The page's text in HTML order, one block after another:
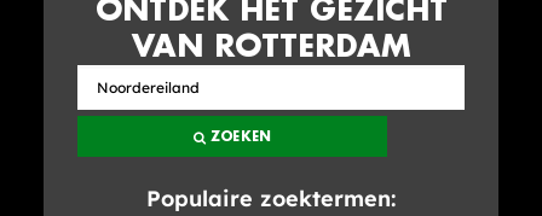
ONTDEK HET GEZICHT
VAN ROTTERDAM
Zoek
in
de
mediabank
ZOEKEN
Populaire zoektermen: